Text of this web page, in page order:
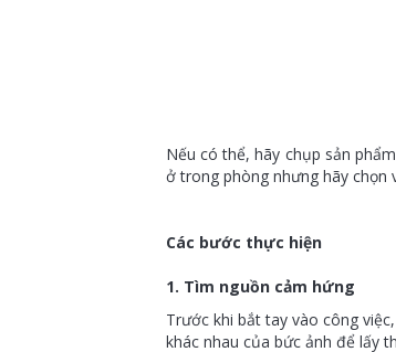
Nếu có thể, hãy chụp sản
ở trong phòng nhưng hãy chọn
Các bước thực hiện
1. Tìm nguồn cảm hứng
Trước khi bắt tay vào công
khác nhau của bức ảnh để lấy